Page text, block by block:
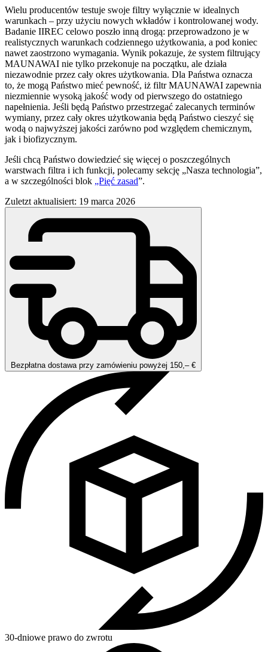
Wielu producentów testuje swoje filtry wyłącznie w idealnych
warunkach – przy użyciu nowych wkładów i kontrolowanej wody.
Badanie IIREC celowo poszło inną drogą: przeprowadzono je w
realistycznych warunkach codziennego użytkowania, a pod koniec
nawet zaostrzono wymagania. Wynik pokazuje, że system filtrujący
MAUNAWAI nie tylko przekonuje na początku, ale działa
niezawodnie przez cały okres użytkowania. Dla Państwa oznacza
to, że mogą Państwo mieć pewność, iż filtr MAUNAWAI zapewnia
niezmiennie wysoką jakość wody od pierwszego do ostatniego
napełnienia. Jeśli będą Państwo przestrzegać zalecanych terminów
wymiany, przez cały okres użytkowania będą Państwo cieszyć się
wodą o najwyższej jakości zarówno pod względem chemicznym,
jak i biofizycznym.
Jeśli chcą Państwo dowiedzieć się więcej o poszczególnych
warstwach filtra i ich funkcji, polecamy sekcję „Nasza technologia”,
a w szczególności blok „Pięć zasad”.
Zuletzt aktualisiert: 19 marca 2026
Bezpłatna dostawa przy zamówieniu powyżej 150,– €
30-dniowe prawo do zwrotu